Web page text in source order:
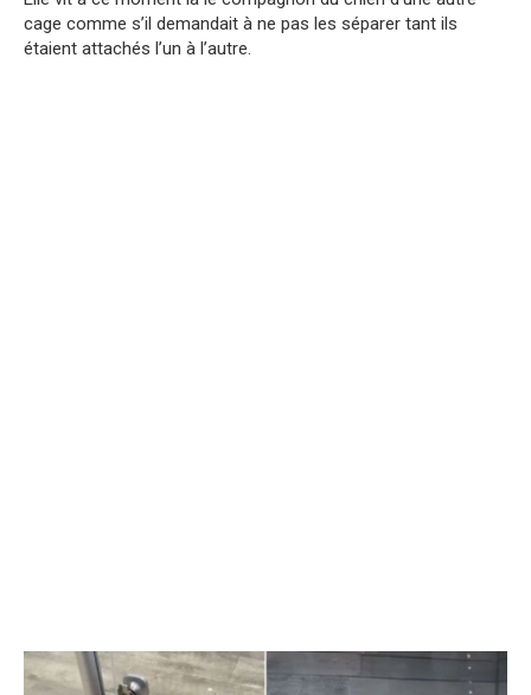
cage comme s’il demandait à ne pas les séparer tant ils
étaient attachés l’un à l’autre.